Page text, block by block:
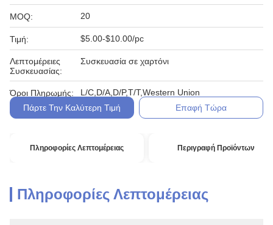
MOQ: 20
Τιμή: $5.00-$10.00/pc
Λεπτομέρειες
Συσκευασίας:
Συσκευασία σε χαρτόνι
Όροι Πληρωμής:
L/C,D/A,D/P,T/T,Western Union
Πάρτε Την Καλύτερη Τιμή
Επαφή Τώρα
Πληροφορίες Λεπτομέρειας Περιγραφή Προϊόντων
Πληροφορίες Λεπτομέρειας